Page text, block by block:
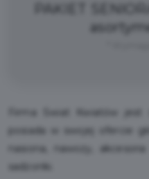
PAKIET
Firma Świat Kwiatów
posiada w swojej ofercie
nasiona, nawozy,
sadzonki.